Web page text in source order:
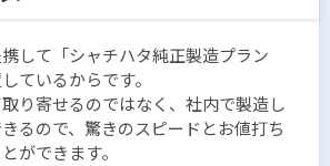
して「シャチハタ純正製造プラン
ているからです。
り寄せるのではなく、社内で製造し
るので、驚きのスピードとお値打ち
ができます。